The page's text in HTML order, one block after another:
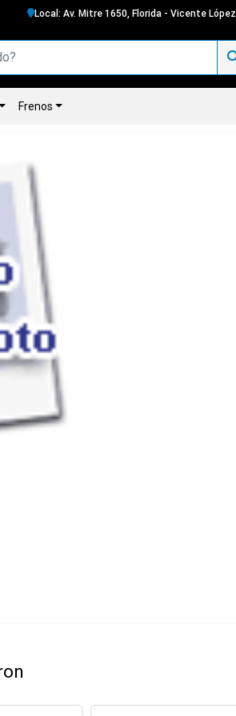
Local: Av. Mitre 1650, Florida - Vicente López
Frenos